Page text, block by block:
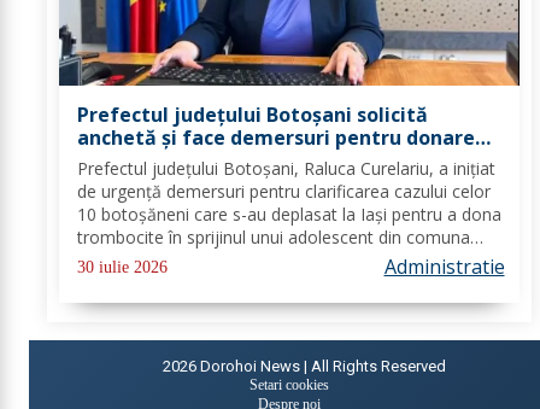
Prefectul județului Botoșani solicită
anchetă și face demersuri pentru donarea
de trombocite direct la Botoșani în cazul
adolescentului din Tudora
Prefectul județului Botoșani, Raluca Curelariu, a inițiat
de urgență demersuri pentru clarificarea cazului celor
10 botoșăneni care s-au deplasat la Iași pentru a dona
trombocite în sprijinul unui adolescent din comuna
Tudora, însă nu au putut dona. Au fost transmise
30 iulie 2026 Administratie
2026 Dorohoi News | All Rights Reserved
Setari cookies
Despre noi